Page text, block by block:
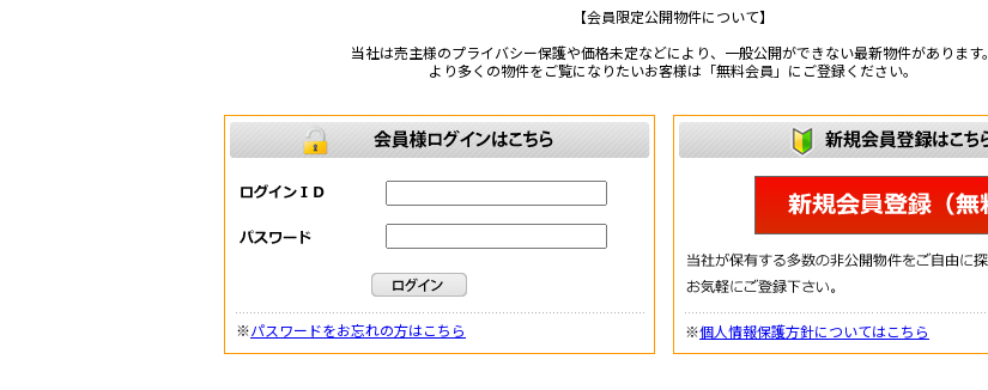
【会員限定公開物件について】
当社は売主様のプライバシー保護や価格未定などにより、一般公開ができない最新物件があります。
より多くの物件をご覧になりたいお客様は「無料会員」にご登録ください。
※パスワードをお忘れの方はこちら ※個人情報保護方針についてはこちら